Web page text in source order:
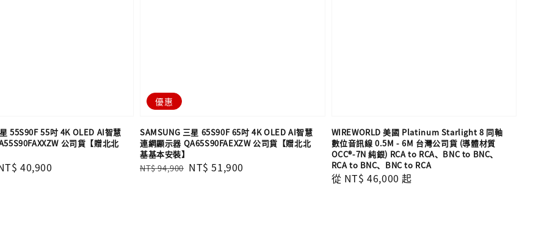
55S90F 55吋 4K OLED AI智慧
公司貨【贈北北
40,900
優惠
SAMSUNG 三星 65S90F 65吋 4K OLED AI智慧
連網顯示器 QA65S90FAEXZW 公司貨【贈北北
基基本安裝】
Regular
NT$ 94,900 Sale
NT$ 51,900
WIREWORLD 美國 Platinum Starlight 8 同軸
數位音訊線 0.5M - 6M 台灣公司貨 (導體材質
OCC®-7N 純銀) RCA to RCA、BNC to BNC、
RCA to BNC、BNC to RCA
Regular
從 NT$ 46,000 起